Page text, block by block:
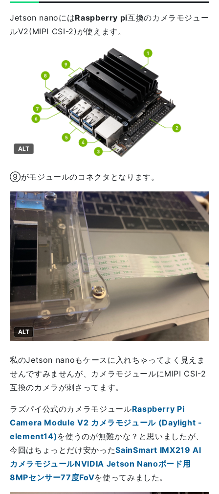
Jetson nanoにはRaspberry pi互換のカメラモジュー
ルV2(MIPI CSI-2)が使えます。
ALT
⑨がモジュールのコネクタとなります。
ALT
私のJetson nanoもケースに入れちゃってよく見えま
せんですみませんが、カメラモジュールにMIPI CSI-2
互換のカメラが刺さってます。
ラズパイ公式のカメラモジュールRaspberry Pi
Camera Module V2 カメラモジュール (Daylight -
element14) を使うのが無難かな？と思いましたが、
今回はちょっとだけ安かったSainSmart IMX219 AI
カメラモジュールNVIDIA Jetson Nanoボード用
8MPセンサー77度FoVを使ってみました。